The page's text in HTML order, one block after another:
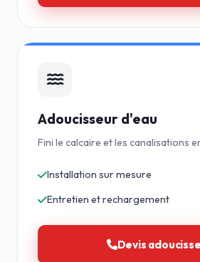
Adoucisseur d'eau
Fini le calcaire et les canalisations
Installation sur mesure
Entretien et rechargement
Devis